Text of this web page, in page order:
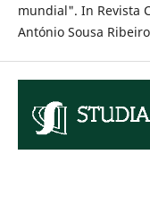
mundial". In Revista
António Sousa